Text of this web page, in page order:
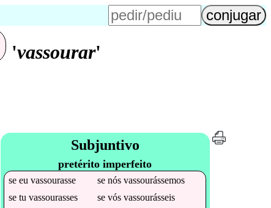
'vassourar'
Subjuntivo
pretérito imperfeito
seeuvassourasse senósvassourássemos
setuvassourasses sevósvassourásseis